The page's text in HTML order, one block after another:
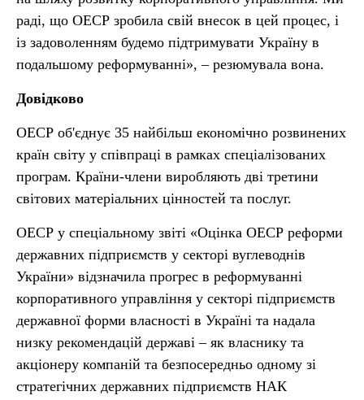
раді, що ОЕСР зробила свій внесок в цей процес, і
із задоволенням будемо підтримувати Україну в
подальшому реформуванні», – резюмувала вона.
Довідково
ОЕСР об'єднує 35 найбільш економічно розвинених
країн світу у співпраці в рамках спеціалізованих
програм. Країни-члени виробляють дві третини
світових матеріальних цінностей та послуг.
ОЕСР у спеціальному звіті «Оцінка ОЕСР реформи
державних підприємств у секторі вуглеводнів
України» відзначила прогрес в реформуванні
корпоративного управління у секторі підприємств
державної форми власності в Україні та надала
низку рекомендацій державі – як власнику та
акціонеру компаній та безпосередньо одному зі
стратегічних державних підприємств НАК